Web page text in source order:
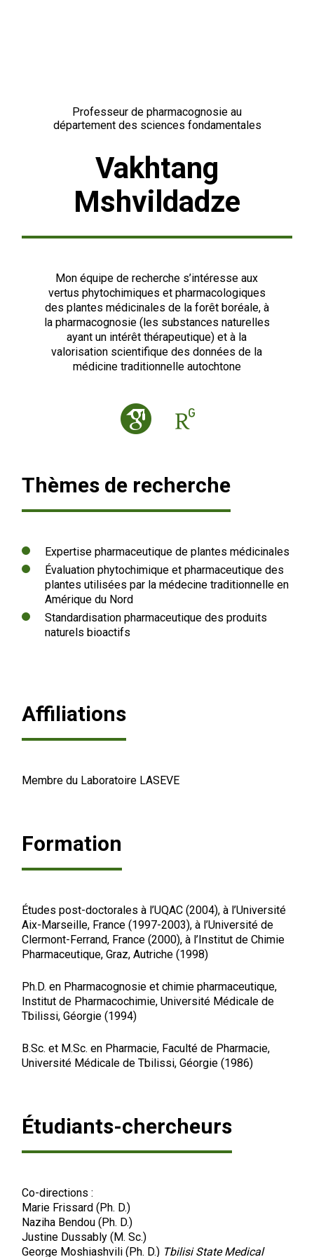
Professeur de pharmacognosie au
département des sciences fondamentales
Vakhtang
Mshvildadze
Mon équipe de recherche s’intéresse aux
vertus phytochimiques et pharmacologiques
des plantes médicinales de la forêt boréale, à
la pharmacognosie (les substances naturelles
ayant un intérêt thérapeutique) et à la
valorisation scientifique des données de la
médicine traditionnelle autochtone
Thèmes de recherche
Expertise pharmaceutique de plantes médicinales
Évaluation phytochimique et pharmaceutique des
plantes utilisées par la médecine traditionnelle en
Amérique du Nord
Standardisation pharmaceutique des produits
naturels bioactifs
Affiliations
Membre du Laboratoire LASEVE
Formation
Études post-doctorales à l’UQAC (2004), à l’Université
Aix-Marseille, France (1997-2003), à l’Université de
Clermont-Ferrand, France (2000), à l’Institut de Chimie
Pharmaceutique, Graz, Autriche (1998)
Ph.D. en Pharmacognosie et chimie pharmaceutique,
Institut de Pharmacochimie, Université Médicale de
Tbilissi, Géorgie (1994)
B.Sc. et M.Sc. en Pharmacie, Faculté de Pharmacie,
Université Médicale de Tbilissi, Géorgie (1986)
Étudiants-chercheurs
Co-directions :
Marie Frissard (Ph. D.)
Naziha Bendou (Ph. D.)
Justine Dussably (M. Sc.)
George Moshiashvili (Ph. D.) Tbilisi State Medical